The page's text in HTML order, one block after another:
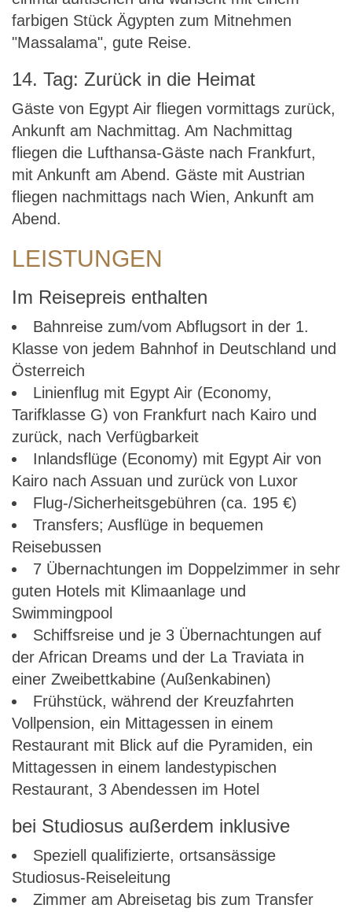
farbigen Stück Ägypten zum Mitnehmen
"Massalama", gute Reise.
14. Tag: Zurück in die Heimat
Gäste von Egypt Air fliegen vormittags zurück,
Ankunft am Nachmittag. Am Nachmittag
fliegen die Lufthansa-Gäste nach Frankfurt,
mit Ankunft am Abend. Gäste mit Austrian
fliegen nachmittags nach Wien, Ankunft am
Abend.
LEISTUNGEN
Im Reisepreis enthalten
Bahnreise zum/vom Abflugsort in der 1.
Klasse von jedem Bahnhof in Deutschland und
Österreich
Linienflug mit Egypt Air (Economy,
Tarifklasse G) von Frankfurt nach Kairo und
zurück, nach Verfügbarkeit
Inlandsflüge (Economy) mit Egypt Air von
Kairo nach Assuan und zurück von Luxor
Flug-/Sicherheitsgebühren (ca. 195 €)
Transfers; Ausflüge in bequemen
Reisebussen
7 Übernachtungen im Doppelzimmer in sehr
guten Hotels mit Klimaanlage und
Swimmingpool
Schiffsreise und je 3 Übernachtungen auf
der African Dreams und der La Traviata in
einer Zweibettkabine (Außenkabinen)
Frühstück, während der Kreuzfahrten
Vollpension, ein Mittagessen in einem
Restaurant mit Blick auf die Pyramiden, ein
Mittagessen in einem landestypischen
Restaurant, 3 Abendessen im Hotel
bei Studiosus außerdem inklusive
Speziell qualifizierte, ortsansässige
Studiosus-Reiseleitung
Zimmer am Abreisetag bis zum Transfer